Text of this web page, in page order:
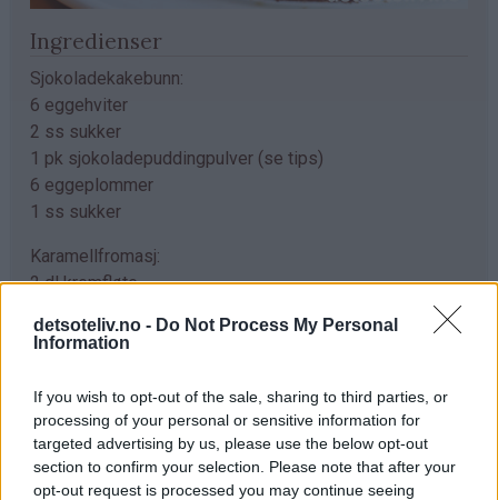
detsoteliv.no - Do Not Process My Personal
Information
If you wish to opt-out of the sale, sharing to third parties, or
processing of your personal or sensitive information for
targeted advertising by us, please use the below opt-out
section to confirm your selection. Please note that after your
opt-out request is processed you may continue seeing
Ingredienser
Sjokoladekakebunn:
6 eggehviter
2 ss sukker
1 pk sjokoladepuddingpulver (se tips)
6 eggeplommer
1 ss sukker
Karamellfromasj:
2 dl kremfløte
3 dl seterrømme
1 pk karamellpuddingpulver (se tips)
Sjokoladeglasur:
6 ss vann
6 ss sukker